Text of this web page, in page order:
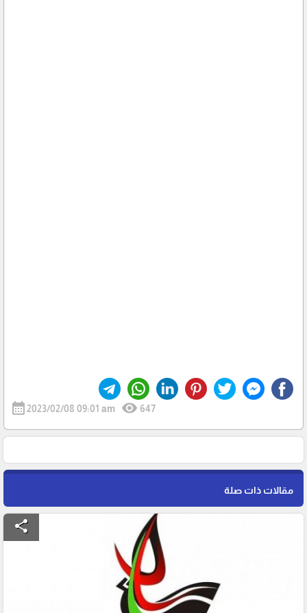
calendar_month2023/02/08 09:01 am visibility 647
مقالات ذات صلة
share